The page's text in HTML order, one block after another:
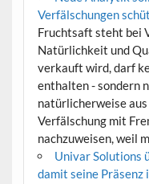
Verfälschungen
Fruchtsaft steht bei
Natürlichkeit und
verkauft wird, darf
enthalten - sondern
natürlicherweise
Verfälschung mit
nachzuweisen, weil
Univar Solutions
damit seine